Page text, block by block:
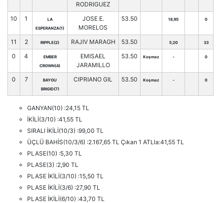
RODRIGUEZ
10 1
LA
ESPERANZA(1)
JOSE E.
MORELOS
53.50 18,95 0
11 2 RIPPLE(2) RAJIV MARAGH 53.50 5,20 33
0 4
EMBER
CROWN(4)
EMISAEL
JARAMILLO
53.50 Koşmaz - 0
0 7
BAYOU
BRIGID(7)
CIPRIANO GIL 53.50 Koşmaz - 0
GANYAN(10) :24,15 TL
İKİLİ(3/10) :41,55 TL
SIRALI İKİLİ(10/3) :99,00 TL
ÜÇLÜ BAHİS(10/3/6) :2.167,65 TL Çıkan 1 ATLla:41,55 TL
PLASE(10) :5,30 TL
PLASE(3) :2,90 TL
PLASE İKİLİ(3/10) :15,50 TL
PLASE İKİLİ(3/6) :27,90 TL
PLASE İKİLİ(6/10) :43,70 TL